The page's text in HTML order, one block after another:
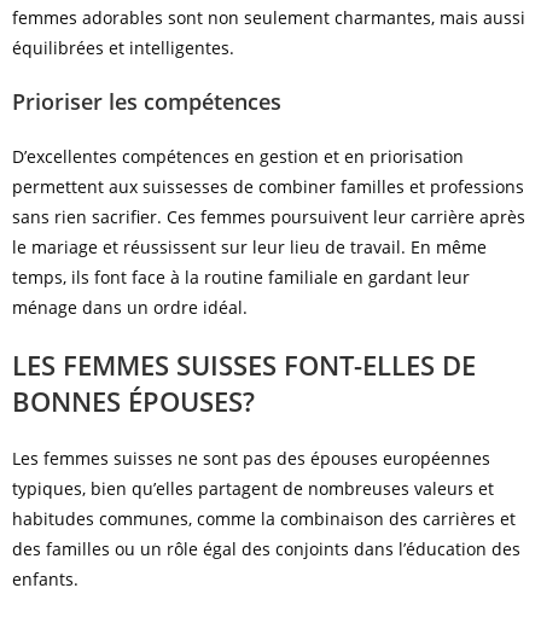
femmes adorables sont non seulement charmantes, mais aussi
équilibrées et intelligentes.
Prioriser les compétences
D’excellentes compétences en gestion et en priorisation
permettent aux suissesses de combiner familles et professions
sans rien sacrifier. Ces femmes poursuivent leur carrière après
le mariage et réussissent sur leur lieu de travail. En même
temps, ils font face à la routine familiale en gardant leur
ménage dans un ordre idéal.
LES FEMMES SUISSES FONT-ELLES DE
BONNES ÉPOUSES?
Les femmes suisses ne sont pas des épouses européennes
typiques, bien qu’elles partagent de nombreuses valeurs et
habitudes communes, comme la combinaison des carrières et
des familles ou un rôle égal des conjoints dans l’éducation des
enfants.